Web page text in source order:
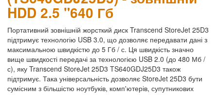
HDD 2.5 "640 Гб
Портативний зовнішній жорсткий диск Transcend StoreJet 25D3
підтримує технологію USB 3.0, що дозволяє передавати дані з
максимальною швидкістю до 5 Гб / с. Ця швидкість значно
вище швидкості передачі за технологією USB 2.0 (до 480 Мб /
с), яку Transcend StoreJet 25D3 TS640GDJ25D3 також
підтримує. Така універсальність дозволяє StoreJet 25D3 бути
сумісним з більшістю ноутбуків, комп'ютерів, супутникових